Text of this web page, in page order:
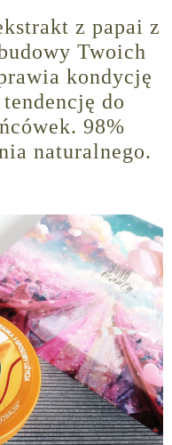
z papai z
Twoich
kondycję
do
98%
naturalnego.